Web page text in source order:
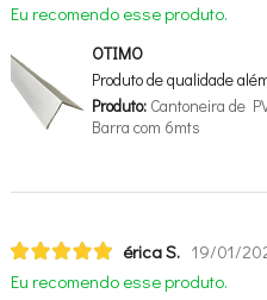
Eu recomendo esse produto.
OTIMO
Produto de qualidade
Produto:Cantoneira de
Barra com 6mts
érica S. 19/01/
Eu recomendo esse produto.